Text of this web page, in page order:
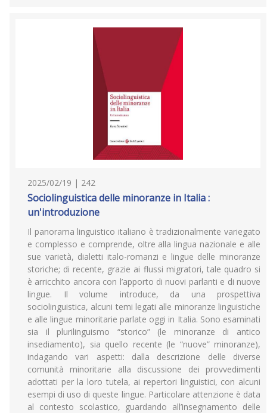
2025/02/19 | 242
Sociolinguistica delle minoranze in Italia :
un'introduzione
Il panorama linguistico italiano è tradizionalmente variegato
e complesso e comprende, oltre alla lingua nazionale e alle
sue varietà, dialetti italo-romanzi e lingue delle minoranze
storiche; di recente, grazie ai flussi migratori, tale quadro si
è arricchito ancora con l’apporto di nuovi parlanti e di nuove
lingue. Il volume introduce, da una prospettiva
sociolinguistica, alcuni temi legati alle minoranze linguistiche
e alle lingue minoritarie parlate oggi in Italia. Sono esaminati
sia il plurilinguismo “storico” (le minoranze di antico
insediamento), sia quello recente (le “nuove” minoranze),
indagando vari aspetti: dalla descrizione delle diverse
comunità minoritarie alla discussione dei provvedimenti
adottati per la loro tutela, ai repertori linguistici, con alcuni
esempi di uso di queste lingue. Particolare attenzione è data
al contesto scolastico, guardando all’insegnamento delle